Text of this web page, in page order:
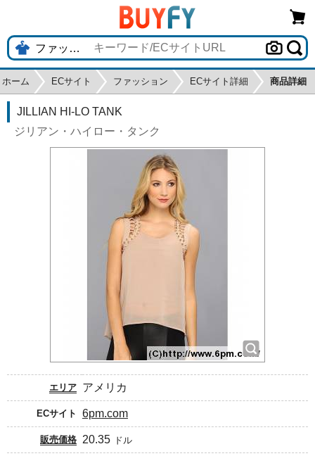
ホーム ECサイト ファッション ECサイト詳細 商品詳細
JILLIAN HI-LO TANK
ジリアン・ハイロー・タンク
エリア アメリカ
ECサイト 6pm.com
販売価格 20.35 ドル